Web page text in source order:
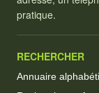
pratique.
RECHERCHER
Annuaire